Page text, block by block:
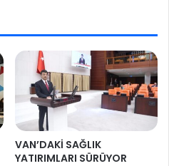
VAN’DAKİ SAĞLIK
YATIRIMLARI SÜRÜYOR